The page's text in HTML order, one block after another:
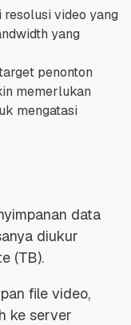
video yang
yang
penonton
memerlukan
mengatasi
data
diukur
(TB).
file video,
ke server